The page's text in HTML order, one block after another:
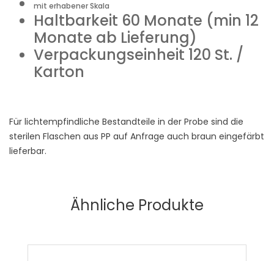
mit erhabener Skala
Haltbarkeit 60 Monate (min 12
Monate ab Lieferung)
Verpackungseinheit 120 St. /
Karton
Für lichtempfindliche Bestandteile in der Probe sind die
sterilen Flaschen aus PP auf Anfrage auch braun eingefärbt
lieferbar.
Ähnliche Produkte